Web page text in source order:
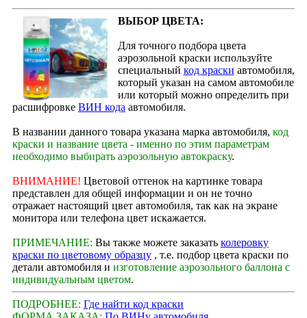
ВЫБОР ЦВЕТА:
Для точного подбора цвета
аэрозольной краски используйте
специальный код краски автомобиля,
который указан на самом автомобиле
или который можно определить при
расшифровке ВИН кода автомобиля.
В названии данного товара указана марка автомобиля, код
краски и название цвета - именно по этим параметрам
необходимо выбирать аэрозольную автокраску.
ВНИМАНИЕ! Цветовой оттенок на картинке товара
представлен для общей информации и он не точно
отражает настоящий цвет автомобиля, так как на экране
монитора или телефона цвет искажается.
ПРИМЕЧАНИЕ: Вы также можете заказать колеровку
краски по цветовому образцу , т.е. подбор цвета краски по
детали автомобиля и изготовление аэрозольного баллона с
индивидуальным цветом.
ПОДРОБНЕЕ: Где найти код краски